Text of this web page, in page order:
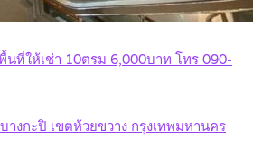
ที่ให้เช่า 10ตรม 6,000บาท โทร 090-
งกะปิ เขตห้วยขวาง กรุงเทพมหานคร